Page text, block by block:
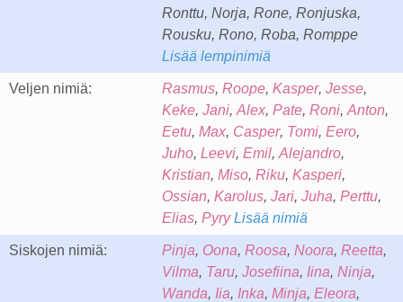
Ronttu, Norja, Rone, Ronjuska,
Rousku, Rono, Roba, Romppe
Lisää lempinimiä
Veljen nimiä: Rasmus, Roope, Kasper, Jesse,
Keke, Jani, Alex, Pate, Roni, Anton,
Eetu, Max, Casper, Tomi, Eero,
Juho, Leevi, Emil, Alejandro,
Kristian, Miso, Riku, Kasperi,
Ossian, Karolus, Jari, Juha, Perttu,
Elias, Pyry Lisää nimiä
Siskojen nimiä: Pinja, Oona, Roosa, Noora, Reetta,
Vilma, Taru, Josefiina, Iina, Ninja,
Wanda, Iia, Inka, Minja, Eleora,